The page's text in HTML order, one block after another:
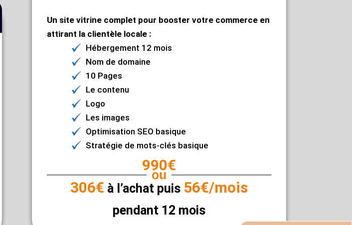
Un site vitrine complet pour booster votre commerce en
attirant la clientèle locale :
Hébergement 12 mois
Nom de domaine
10 Pages
Le contenu
Logo
Les images
Optimisation SEO basique
Stratégie de mots-clés basique
990€
ou
306€ à l’achat puis 56€/mois
pendant 12 mois